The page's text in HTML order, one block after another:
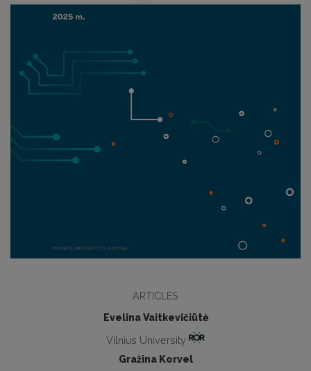
ARTICLES
Evelina Vaitkevičiūtė
Vilnius University
Gražina Korvel